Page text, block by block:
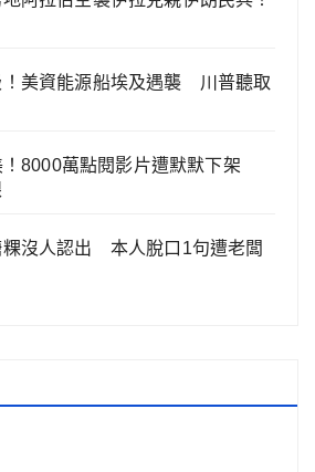
！美資能源船埃及遇襲 川普聽取
！8000萬點閱影片遭默默下架
粿沒人認出 本人脫口1句遭老闆